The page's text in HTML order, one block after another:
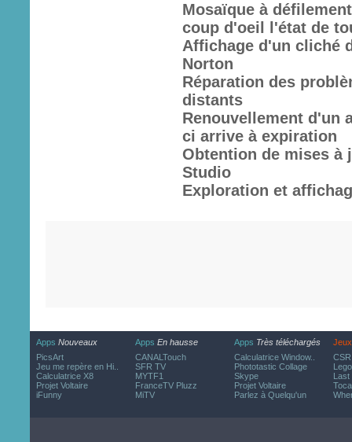
Mosaïque à
coup d'oeil l'état de
Affichage d'un cliché
Norton
Réparation des
distants
Renouvellement d'un
ci arrive à expiration
Obtention de mises
Studio
Exploration et
Apps Nouveaux
PicsArt
Jeu me repère en Hi..
Calculatrice X8
Projet Voltaire
iFunny
Apps En hausse
CANALTouch
SFR TV
MYTF1
FranceTV Pluzz
MiTV
Apps Très téléchargés
Calculatrice Window..
Phototastic Collage
Skype
Projet Voltaire
Parlez à Quelqu'un
Jeux
Last